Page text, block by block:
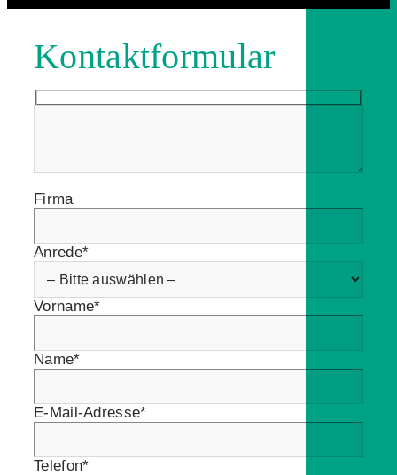
Kontaktformular
Firma
Anrede*
Vorname*
Name*
E-Mail-Adresse*
Telefon*